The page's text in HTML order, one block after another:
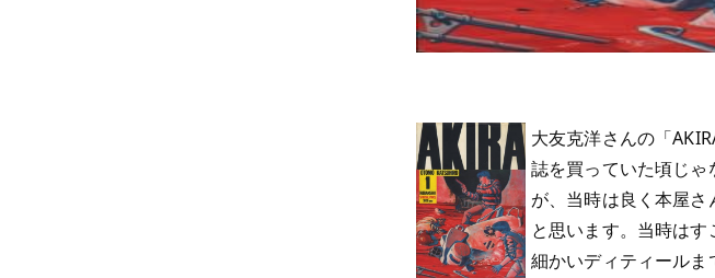
大友克洋さんの「
誌を買っていた頃じ
が、当時は良く本屋
と思います。当時はす
細かいディティール